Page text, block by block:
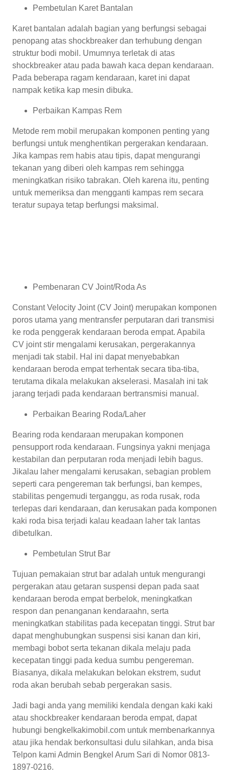
Pembetulan Karet Bantalan
Karet bantalan adalah bagian yang berfungsi sebagai
penopang atas shockbreaker dan terhubung dengan
struktur bodi mobil. Umumnya terletak di atas
shockbreaker atau pada bawah kaca depan kendaraan.
Pada beberapa ragam kendaraan, karet ini dapat
nampak ketika kap mesin dibuka.
Perbaikan Kampas Rem
Metode rem mobil merupakan komponen penting yang
berfungsi untuk menghentikan pergerakan kendaraan.
Jika kampas rem habis atau tipis, dapat mengurangi
tekanan yang diberi oleh kampas rem sehingga
meningkatkan risiko tabrakan. Oleh karena itu, penting
untuk memeriksa dan mengganti kampas rem secara
teratur supaya tetap berfungsi maksimal.
Pembenaran CV Joint/Roda As
Constant Velocity Joint (CV Joint) merupakan komponen
poros utama yang mentransfer perputaran dari transmisi
ke roda penggerak kendaraan beroda empat. Apabila
CV joint stir mengalami kerusakan, pergerakannya
menjadi tak stabil. Hal ini dapat menyebabkan
kendaraan beroda empat terhentak secara tiba-tiba,
terutama dikala melakukan akselerasi. Masalah ini tak
jarang terjadi pada kendaraan bertransmisi manual.
Perbaikan Bearing Roda/Laher
Bearing roda kendaraan merupakan komponen
pensupport roda kendaraan. Fungsinya yakni menjaga
kestabilan dan perputaran roda menjadi lebih bagus.
Jikalau laher mengalami kerusakan, sebagian problem
seperti cara pengereman tak berfungsi, ban kempes,
stabilitas pengemudi terganggu, as roda rusak, roda
terlepas dari kendaraan, dan kerusakan pada komponen
kaki roda bisa terjadi kalau keadaan laher tak lantas
dibetulkan.
Pembetulan Strut Bar
Tujuan pemakaian strut bar adalah untuk mengurangi
pergerakan atau getaran suspensi depan pada saat
kendaraan beroda empat berbelok, meningkatkan
respon dan penanganan kendaraahn, serta
meningkatkan stabilitas pada kecepatan tinggi. Strut bar
dapat menghubungkan suspensi sisi kanan dan kiri,
membagi bobot serta tekanan dikala melaju pada
kecepatan tinggi pada kedua sumbu pengereman.
Biasanya, dikala melakukan belokan ekstrem, sudut
roda akan berubah sebab pergerakan sasis.
Jadi bagi anda yang memiliki kendala dengan kaki kaki
atau shockbreaker kendaraan beroda empat, dapat
hubungi bengkelkakimobil.com untuk membenarkannya
atau jika hendak berkonsultasi dulu silahkan, anda bisa
Telpon kami Admin Bengkel Arum Sari di Nomor 0813-
1897-0216.